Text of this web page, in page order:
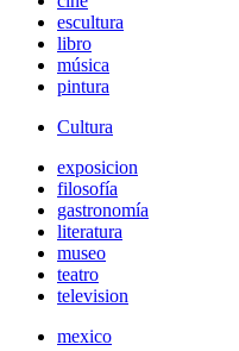
escultura
libro
música
pintura
Cultura
exposicion
filosofía
gastronomía
literatura
museo
teatro
television
mexico